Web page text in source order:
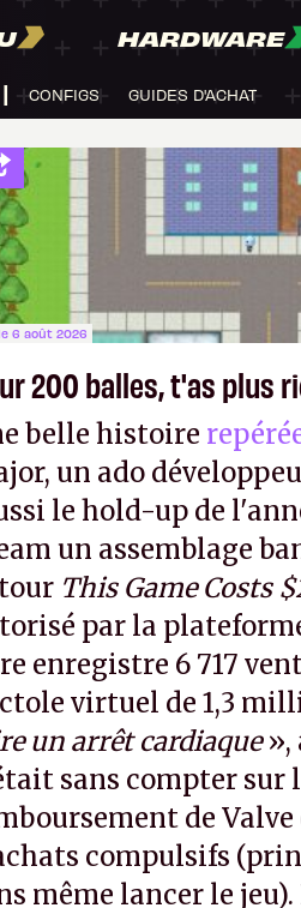
HARDWARE
CONFIGS GUIDES D'ACHAT
6 août 2026
200 balles, t'as plus
belle histoire
un ado
le hold-up de
un assemblage
This Game Costs
par la
enregistre 6 717
virtuel de 1,3
un arrêt cardiaque»,
sans compter sur
de
compulsifs
même lancer le